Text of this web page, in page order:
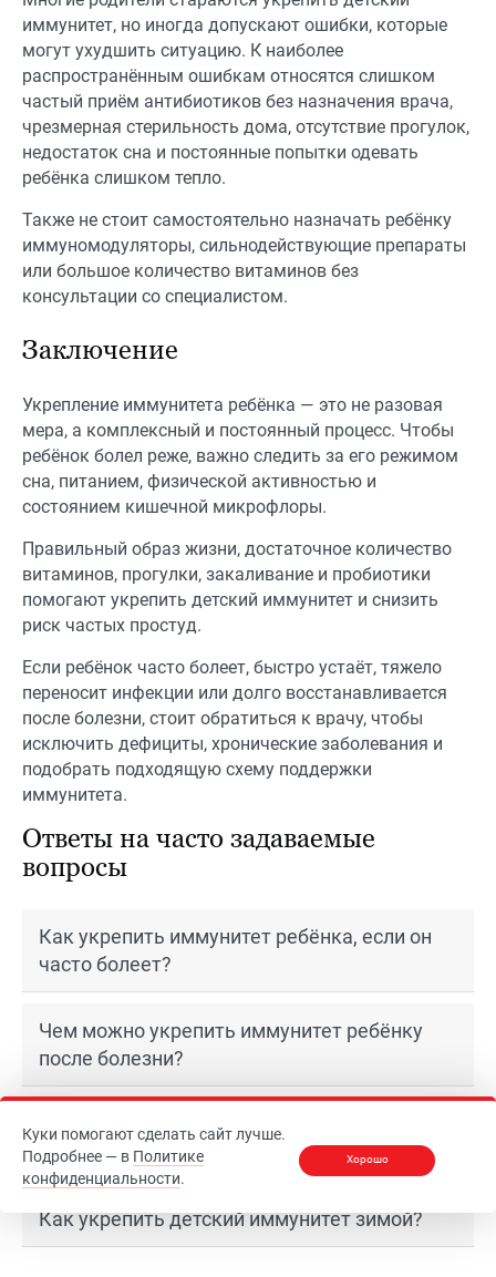
иммунитет, но иногда допускают ошибки, которые
могут ухудшить ситуацию. К наиболее
распространённым ошибкам относятся слишком
частый приём антибиотиков без назначения врача,
чрезмерная стерильность дома, отсутствие прогулок,
недостаток сна и постоянные попытки одевать
ребёнка слишком тепло.
Также не стоит самостоятельно назначать ребёнку
иммуномодуляторы, сильнодействующие препараты
или большое количество витаминов без
консультации со специалистом.
Заключение
Укрепление иммунитета ребёнка — это не разовая
мера, а комплексный и постоянный процесс. Чтобы
ребёнок болел реже, важно следить за его режимом
сна, питанием, физической активностью и
состоянием кишечной микрофлоры.
Правильный образ жизни, достаточное количество
витаминов, прогулки, закаливание и пробиотики
помогают укрепить детский иммунитет и снизить
риск частых простуд.
Если ребёнок часто болеет, быстро устаёт, тяжело
переносит инфекции или долго восстанавливается
после болезни, стоит обратиться к врачу, чтобы
исключить дефициты, хронические заболевания и
подобрать подходящую схему поддержки
иммунитета.
Ответы на часто задаваемые
вопросы
Как укрепить иммунитет ребёнка, если он
часто болеет?
Чем можно укрепить иммунитет ребёнку
после болезни?
Какие витамины укрепляют иммунитет
ребёнка лучше всего?
Как укрепить детский иммунитет зимой?
Куки помогают сделать сайт лучше.
Подробнее — в Политике
конфиденциальности.
Хорошо